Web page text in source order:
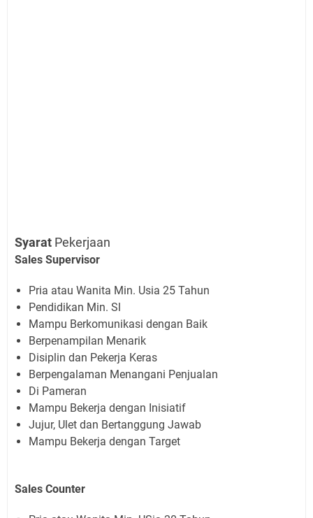
Syarat Pekerjaan
Sales Supervisor
Pria atau Wanita Min. Usia 25 Tahun
Pendidikan Min. Sl
Mampu Berkomunikasi dengan Baik
Berpenampilan Menarik
Disiplin dan Pekerja Keras
Berpengalaman Menangani Penjualan
Di Pameran
Mampu Bekerja dengan Inisiatif
Jujur, Ulet dan Bertanggung Jawab
Mampu Bekerja dengan Target
Sales Counter